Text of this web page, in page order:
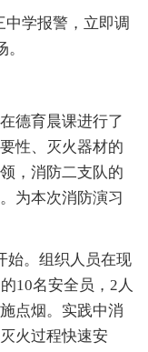
学报警，立即调
德育晨课进行了
性、灭火器材的
，消防二支队的
为本次消防演习
始。组织人员在现
10名安全员，2人
点烟。实践中消
火过程快速安